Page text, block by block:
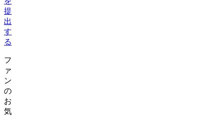
提
出
す
る
フ
ァ
ン
の
お
気